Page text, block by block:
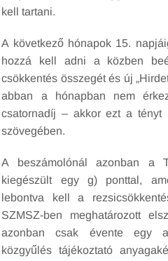
kell tartani.
A következő hónapok 15.
hozzá kell adni a közben
csökkentés összegét és új
abban a hónapban nem
csatornadíj – akkor ezt a tényt
szövegében.
A beszámolónál azonban a
kiegészült egy g) ponttal,
lebontva kell a
SZMSZ-ben meghatározott
azonban csak évente egy
közgyűlés tájékoztató